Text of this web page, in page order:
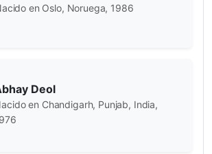
en Oslo, Noruega, 1986
Deol
en Chandigarh, Punjab, India,